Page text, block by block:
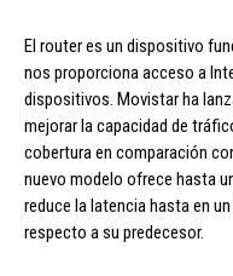
El router es un dispositivo
nos proporciona acceso a
dispositivos. Movistar ha
mejorar la capacidad de
cobertura en comparación
nuevo modelo ofrece hasta
reduce la latencia hasta en
respecto a su predecesor.